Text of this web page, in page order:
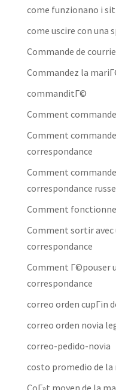
come funzionano i
come uscire con una
Commande de
Commandez la
commanditГ©
Comment
Comment
correspondance
Comment
correspondance russe
Comment
Comment sortir
correspondance
Comment Г©pouser
correspondance
correo orden cupГіn
correo orden novia
correo-pedido-novia
costo promedio de la
CoГ»t moyen de la